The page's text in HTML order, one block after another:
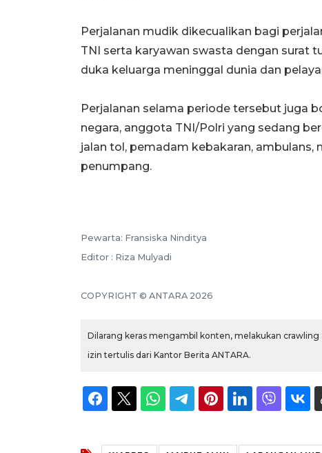
Perjalanan mudik dikecualikan bagi
TNI serta karyawan swasta dengan surat
duka keluarga meninggal dunia dan
Perjalanan selama periode tersebut juga
negara, anggota TNI/Polri yang sedang
jalan tol, pemadam kebakaran,
penumpang.
Pewarta: Fransiska Ninditya
Editor : Riza Mulyadi
COPYRIGHT © ANTARA 2026
Dilarang keras mengambil konten, melakukan
izin tertulis dari Kantor Berita ANTARA.